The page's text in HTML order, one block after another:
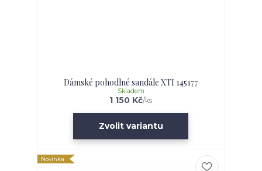
Dámské pohodlné sandále XTI 145177
1 150 Kč/ks
Skladem
Zvolit variantu
Novinka